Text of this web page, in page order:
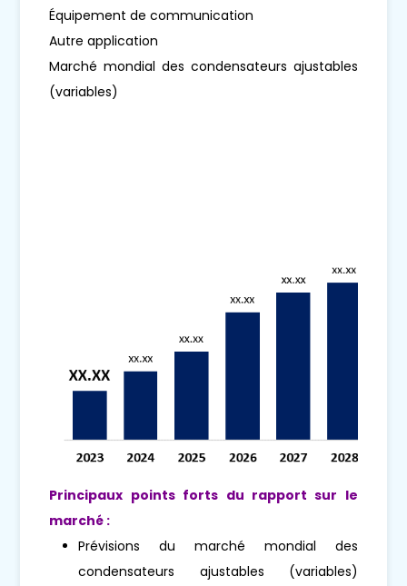
Équipement de communication
Autre application
Marché mondial des condensateurs ajustables
(variables)
Principaux points forts du rapport sur le
marché :
Prévisions du marché mondial des
condensateurs ajustables (variables)